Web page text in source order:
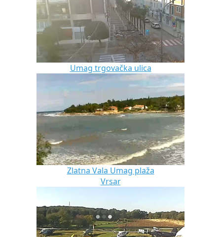
Umag trgovačka ulica
Zlatna Vala Umag plaža
Vrsar